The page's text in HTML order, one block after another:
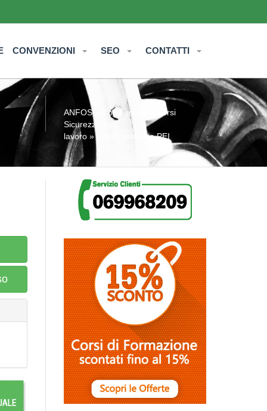
CONVENZIONI SEO CONTATTI
ANFOS» Corsi online
Corsi
Sicurezza sul
lavoro » Aggiornamento PEI